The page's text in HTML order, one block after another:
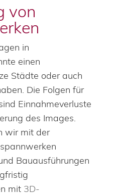
von
in
einen
Städte oder auch
Die Folgen für
Einnahmeverluste
des Images.
wir mit der
Bauausführungen
mit 3D-